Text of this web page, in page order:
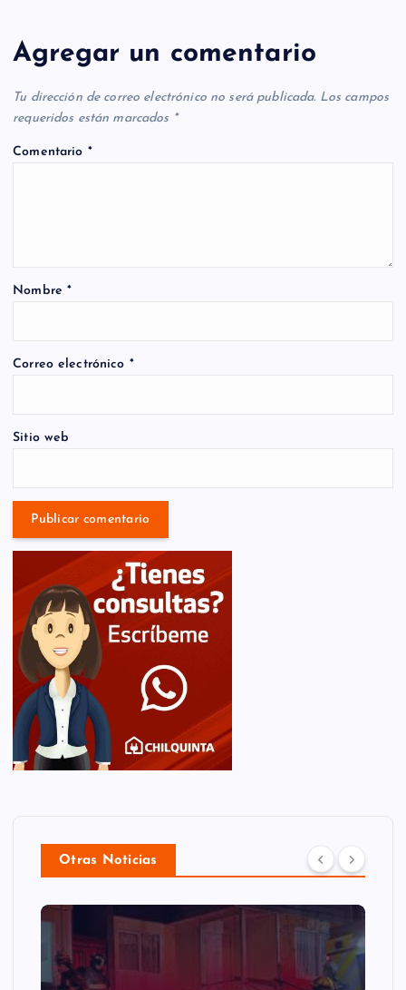
Agregar un comentario
Tu dirección de correo electrónico no será publicada. Los campos
requeridos están marcados *
Comentario *
Nombre*
Correo electrónico *
Sitio web
Otras Noticias